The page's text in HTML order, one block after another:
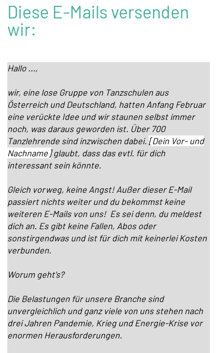
Diese E-Mails versenden
wir:
Hallo ...,
wir, eine lose Gruppe von Tanzschulen aus
Österreich und Deutschland, hatten Anfang Februar
eine verückte Idee und wir staunen selbst immer
noch, was daraus geworden ist. Über 700
Tanzlehrende sind inzwischen dabei. [Dein Vor- und
Nachname]glaubt, dass das evtl. für dich
interessant sein könnte.
Gleich vorweg, keine Angst! Außer dieser E-Mail
passiert nichts weiter und du bekommst keine
weiteren E-Mails von uns! Es sei denn, du meldest
dich an. Es gibt keine Fallen, Abos oder
sonstirgendwas und ist für dich mit keinerlei Kosten
verbunden.
Worum geht's?
Die Belastungen für unsere Branche sind
unvergleichlich und ganz viele von uns stehen nach
drei Jahren Pandemie, Krieg und Energie-Krise vor
enormen Herausforderungen.